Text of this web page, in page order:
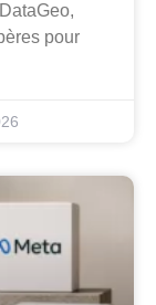
pour